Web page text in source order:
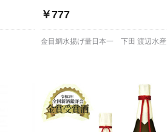
￥777
金目鯛水揚げ量日本一 下田 渡辺水産